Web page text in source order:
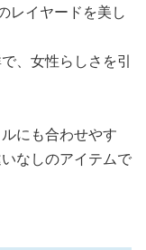
レイヤードを美し
、女性らしさを引
にも合わせやす
なしのアイテムで